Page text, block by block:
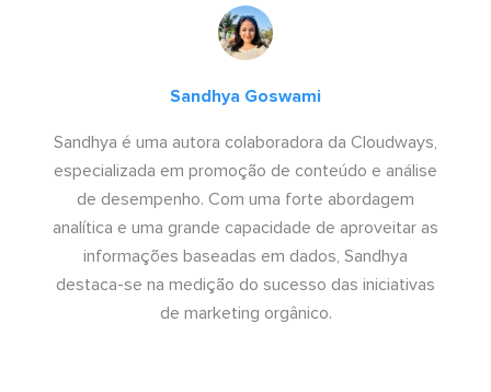
Sandhya Goswami
Sandhya é uma autora colaboradora da Cloudways,
especializada em promoção de conteúdo e análise
de desempenho. Com uma forte abordagem
analítica e uma grande capacidade de aproveitar as
informações baseadas em dados, Sandhya
destaca-se na medição do sucesso das iniciativas
de marketing orgânico.